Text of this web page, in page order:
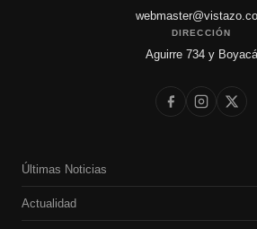
DIRECCIÓN
Aguirre 734 y Boyacá
Últimas Noticias
Actualidad